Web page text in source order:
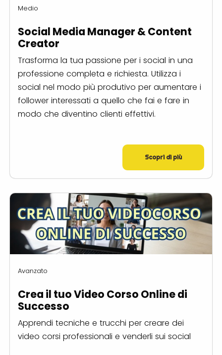
Medio
Social Media Manager & Content
Creator
Trasforma la tua passione per i social in una
professione completa e richiesta. Utilizza i
social nel modo più produtivo per aumentare i
follower interessati a quello che fai e fare in
modo che diventino clienti effettivi.
Scopri di più
Avanzato
Crea il tuo Video Corso Online di
Successo
Apprendi tecniche e trucchi per creare dei
video corsi professionali e venderli sui social